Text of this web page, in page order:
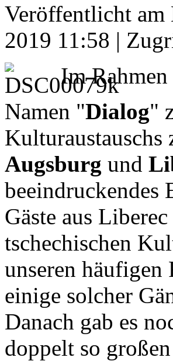
Veröffentlicht
2019 11:58 |
Im
Namen "Dialog"
Kulturaustauschs
Augsburg und
beeindruckendes
Gäste aus
tschechischen
unseren häufigen
einige solcher
Danach gab es
doppelt so